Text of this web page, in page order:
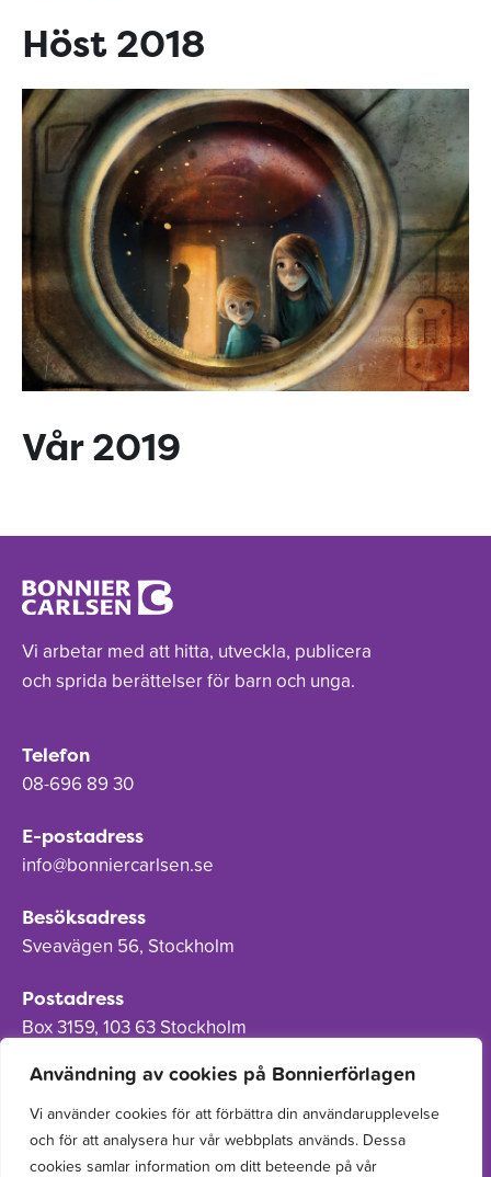
Användning av cookies på Bonnierförlagen
Vi använder cookies för att förbättra din användarupplevelse
och för att analysera hur vår webbplats används. Dessa
cookies samlar information om ditt beteende på vår
Höst 2018
Vår 2019
Vi arbetar med att hitta, utveckla, publicera
och sprida berättelser för barn och unga.
Telefon
08-696 89 30
E-postadress
info@bonniercarlsen.se
Besöksadress
Sveavägen 56, Stockholm
Postadress
Box 3159, 103 63 Stockholm
Om Bonnierförlagen